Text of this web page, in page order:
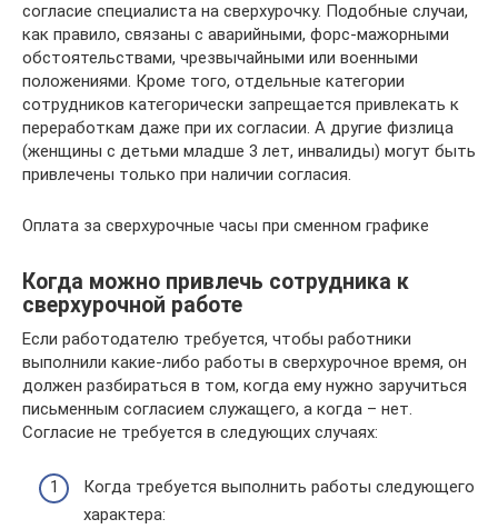
согласие специалиста на сверхурочку. Подобные случаи,
как правило, связаны с аварийными, форс-мажорными
обстоятельствами, чрезвычайными или военными
положениями. Кроме того, отдельные категории
сотрудников категорически запрещается привлекать к
переработкам даже при их согласии. А другие физлица
(женщины с детьми младше 3 лет, инвалиды) могут быть
привлечены только при наличии согласия.
Оплата за сверхурочные часы при сменном графике
Когда можно привлечь сотрудника к
сверхурочной работе
Если работодателю требуется, чтобы работники
выполнили какие-либо работы в сверхурочное время, он
должен разбираться в том, когда ему нужно заручиться
письменным согласием служащего, а когда – нет.
Согласие не требуется в следующих случаях:
Когда требуется выполнить работы следующего
характера: